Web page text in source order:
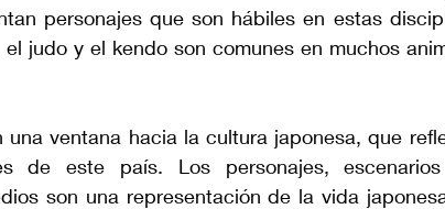
personajes que son hábiles en estas
judo y el kendo son comunes en muchos
una ventana hacia la cultura japonesa, que
de este país. Los personajes,
son una representación de la vida